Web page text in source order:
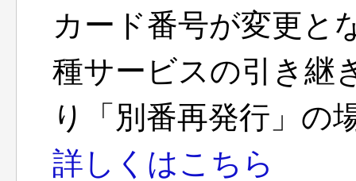
カード番号が変更と
種サービスの引き継
り「別番再発行」の
詳しくはこちら